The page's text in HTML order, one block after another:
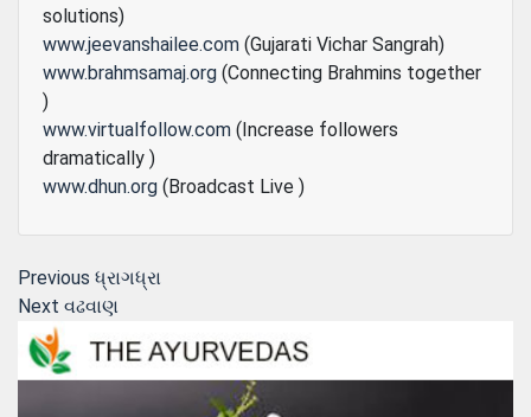
solutions)
www.jeevanshailee.com (Gujarati Vichar Sangrah)
www.brahmsamaj.org (Connecting Brahmins together
)
www.virtualfollow.com (Increase followers
dramatically )
www.dhun.org (Broadcast Live )
Post
navigation
Previous Previous
post:
ધ્રાગધ્રા
Next Next
વઢવાણ